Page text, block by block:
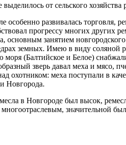
выделилось от сельского
особенно развивалась торговля,
прогрессу многих других
основным занятием
земных. Имею в виду соляной
моря (Балтийское и Белое)
зверь давал меха и мясо,
охотником: меха поступали в
Новгорода.
в Новгоро­де был высок,
значительной